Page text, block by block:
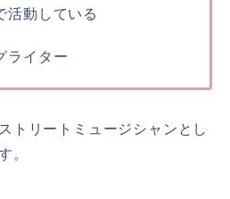
活動している
ライター
トリートミュージシャンとし
。